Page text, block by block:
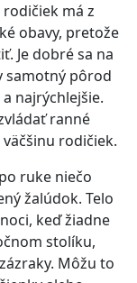
má z
obavy, pretože
Je dobré sa na
samotný pôrod
najrýchlejšie.
ranné
rodičiek.
ruke niečo
žalúdok. Telo
keď žiadne
stolíku,
Môžu to